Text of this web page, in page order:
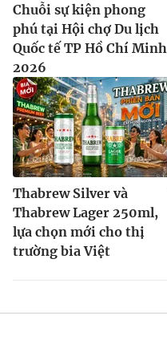
Chuỗi sự kiện phong
phú tại Hội chợ Du lịch
Quốc tế TP Hồ Chí Minh
2026
Thabrew Silver và
Thabrew Lager 250ml,
lựa chọn mới cho thị
trường bia Việt